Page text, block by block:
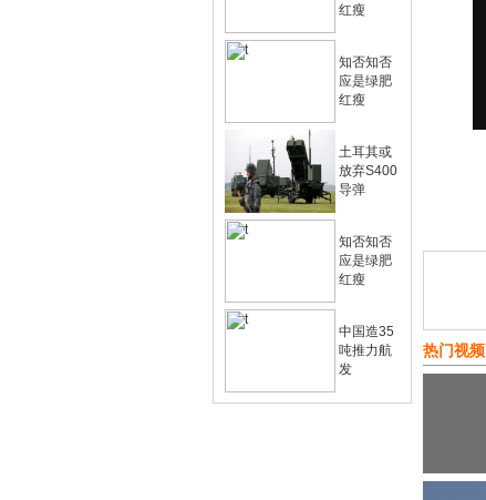
红瘦
知否知否
应是绿肥
红瘦
土耳其或
放弃S400
导弹
知否知否
应是绿肥
红瘦
中国造35
吨推力航
发
热门视频